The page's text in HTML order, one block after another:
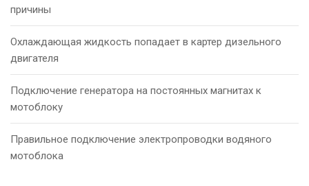
причины
Охлаждающая жидкость попадает в картер дизельного
двигателя
Подключение генератора на постоянных магнитах к
мотоблоку
Правильное подключение электропроводки водяного
мотоблока